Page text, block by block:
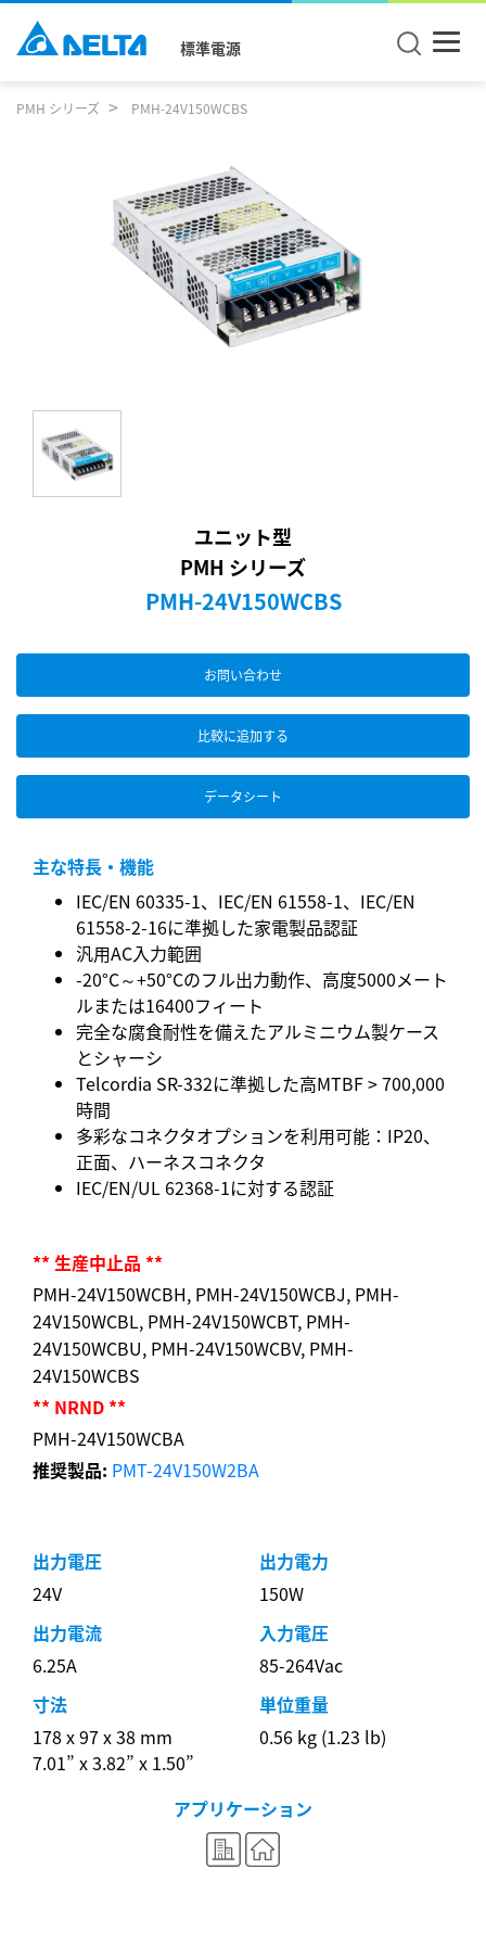
標準電源
PMH シリーズ PMH-24V150WCBS
ユニット型
PMH シリーズ
PMH-24V150WCBS
お問い合わせ
比較に追加する
データシート
主な特長・機能
IEC/EN 60335-1、IEC/EN 61558-1、IEC/EN
61558-2-16に準拠した家電製品認証
汎用AC入力範囲
-20°C～+50°Cのフル出力動作、高度5000メート
ルまたは16400フィート
完全な腐食耐性を備えたアルミニウム製ケース
とシャーシ
Telcordia SR-332に準拠した高MTBF > 700,000
時間
多彩なコネクタオプションを利用可能：IP20、
正面、ハーネスコネクタ
IEC/EN/UL 62368-1に対する認証
** 生産中止品 **
PMH-24V150WCBH, PMH-24V150WCBJ, PMH-
24V150WCBL, PMH-24V150WCBT, PMH-
24V150WCBU, PMH-24V150WCBV, PMH-
24V150WCBS
** NRND **
PMH-24V150WCBA
推奨製品: PMT-24V150W2BA
出力電圧
24V
出力電力
150W
出力電流
6.25A
入力電圧
85-264Vac
寸法
178 x 97 x 38 mm
7.01” x 3.82” x 1.50”
単位重量
0.56 kg (1.23 lb)
アプリケーション